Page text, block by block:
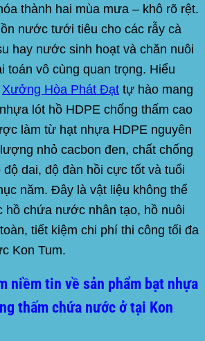
thành hai mùa mưa – khô rõ rệt.
nước tưới tiêu cho các rẫy cà
hay nước sinh hoạt và chăn nuôi
toán vô cùng quan trọng. Hiểu
Xưởng Hòa Phát Đạt tự hào mang
lót hồ HDPE chống thấm cao
làm từ hạt nhựa HDPE nguyên
nhỏ cacbon đen, chất chống
độ dai, độ đàn hồi cực tốt và tuổi
năm. Đây là vật liệu không thể
hồ chứa nước nhân tạo, hồ nuôi
tiết kiệm chi phí thi công tối đa
Kon Tum.
niềm tin về sản phẩm bạt nhựa
thấm chứa nước ở tại Kon